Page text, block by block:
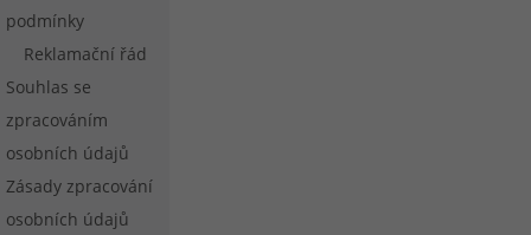
podmínky
Reklamační řád
Souhlas se
zpracováním
osobních údajů
Zásady zpracování
osobních údajů